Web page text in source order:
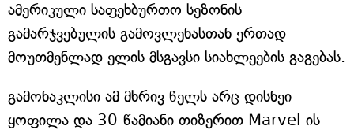
ამერიკული საფეხბურთო სეზონის
გამარჯვებულის გამოვლენასთან ერთად
მოუთმენლად ელის მსგავსი სიახლეების გაგებას.
გამონაკლისი ამ მხრივ წელს არც დისნეი
ყოფილა და 30-წამიანი თიზერით Marvel-ის